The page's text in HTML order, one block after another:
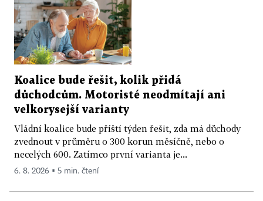
Koalice bude řešit, kolik přidá
důchodcům. Motoristé neodmítají ani
velkorysejší varianty
Vládní koalice bude příští týden řešit, zda má důchody
zvednout v průměru o 300 korun měsíčně, nebo o
necelých 600. Zatímco první varianta je...
6. 8. 2026 ▪ 5 min. čtení